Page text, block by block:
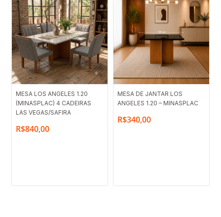
MESA LOS ANGELES 1.20
(MINASPLAC) 4 CADEIRAS
LAS VEGAS/SAFIRA
R$840,00
MESA DE JANTAR LOS
ANGELES 1.20 – MINASPLAC
R$340,00